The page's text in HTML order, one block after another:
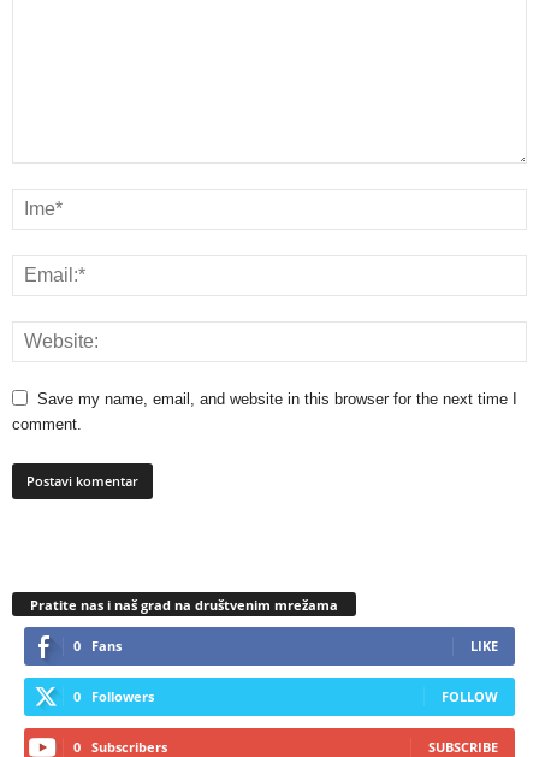
Save my name, email, and website in this browser for the next time I
comment.
Pratite nas i naš grad na društvenim mrežama
0 Fans LIKE
0 Followers FOLLOW
0 Subscribers SUBSCRIBE